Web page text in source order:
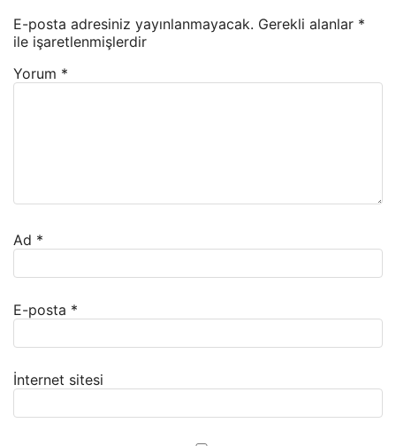
E-posta adresiniz yayınlanmayacak. Gerekli alanlar *
ile işaretlenmişlerdir
Yorum *
Ad *
E-posta *
İnternet sitesi